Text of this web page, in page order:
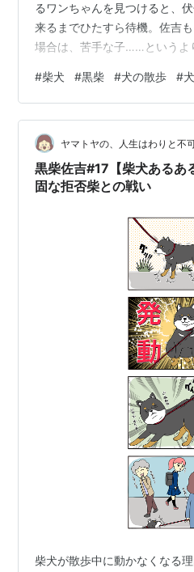
るワンちゃんを見つけると、
来るまでひたすら待機。佐吉
場合は、苦手な子……というよ
状態になります。 前回の漫画
そ声も、ロックオン中は集中
こえていません。 こうなると
段「セカンドバッグ抱き」で
大好きなので、暴れずにいい
（笑）。しかし11㎏以上ある
#柴犬 #黒柴 #犬の散歩 #
ヤマトヤの、人生はわりと不
黒柴佐吉#17【柴犬あるあ
固な拒否柴との戦い
柴犬が散歩中に動かなくなる